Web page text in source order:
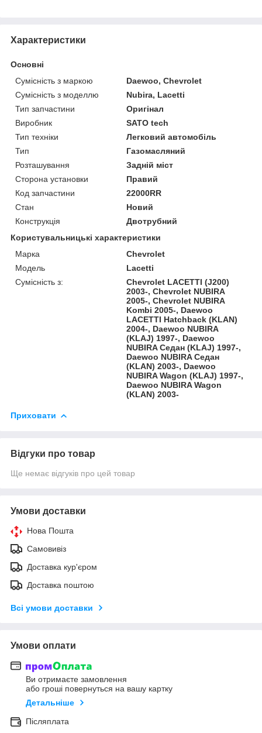
Характеристики
Основні
Сумісність з маркою
Daewoo, Chevrolet
Сумісність з моделлю
Nubira, Lacetti
Тип запчастини
Оригінал
Виробник
SATO tech
Тип техніки
Легковий автомобіль
Тип
Газомасляний
Розташування
Задній міст
Сторона установки
Правий
Код запчастини
22000RR
Стан
Новий
Конструкція
Двотрубний
Користувальницькі характеристики
Марка
Chevrolet
Модель
Lacetti
Сумісність з:
Chevrolet LACETTI (J200)
2003-, Chevrolet NUBIRA
2005-, Chevrolet NUBIRA
Kombi 2005-, Daewoo
LACETTI Hatchback (KLAN)
2004-, Daewoo NUBIRA
(KLAJ) 1997-, Daewoo
NUBIRA Седан (KLAJ) 1997-,
Daewoo NUBIRA Седан
(KLAN) 2003-, Daewoo
NUBIRA Wagon (KLAJ) 1997-,
Daewoo NUBIRA Wagon
(KLAN) 2003-
Приховати
Відгуки про товар
Ще немає відгуків про цей товар
Умови доставки
Нова Пошта
Самовивіз
Доставка кур'єром
Доставка поштою
Всі умови доставки
Умови оплати
Ви отримаєте замовлення
або гроші повернуться на вашу картку
Детальніше
Післяплата